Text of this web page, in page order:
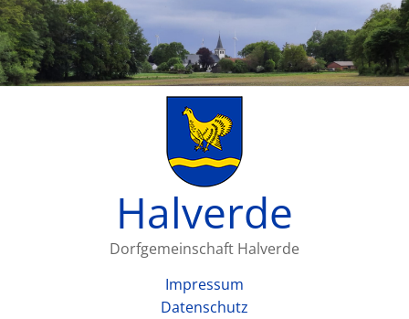
Halverde
Dorfgemeinschaft Halverde
Impressum
Datenschutz